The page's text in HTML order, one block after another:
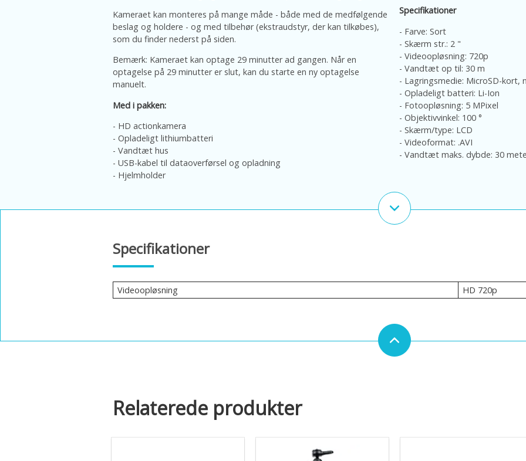
Kameraet kan monteres på mange måde - både med de medfølgende
beslag og holdere - og med tilbehør (ekstraudstyr, der kan tilkøbes),
som du finder nederst på siden.
Bemærk: Kameraet kan optage 29 minutter ad gangen. Når en
optagelse på 29 minutter er slut, kan du starte en ny optagelse
manuelt.
Med i pakken:
- HD actionkamera
- Opladeligt lithiumbatteri
- Vandtæt hus
- USB-kabel til dataoverførsel og opladning
- Hjelmholder
Specifikationer
- Farve: Sort
- Skærm str.: 2 "
- Videoopløsning: 720p
- Vandtæt op til: 30 m
- Lagringsmedie: MicroSD-kort,
- Opladeligt batteri: Li-Ion
- Fotoopløsning: 5 MPixel
- Objektivvinkel: 100 °
- Skærm/type: LCD
- Videoformat: .AVI
- Vandtæt maks. dybde: 30
Specifikationer
Videoopløsning HD 720p
Relaterede produkter